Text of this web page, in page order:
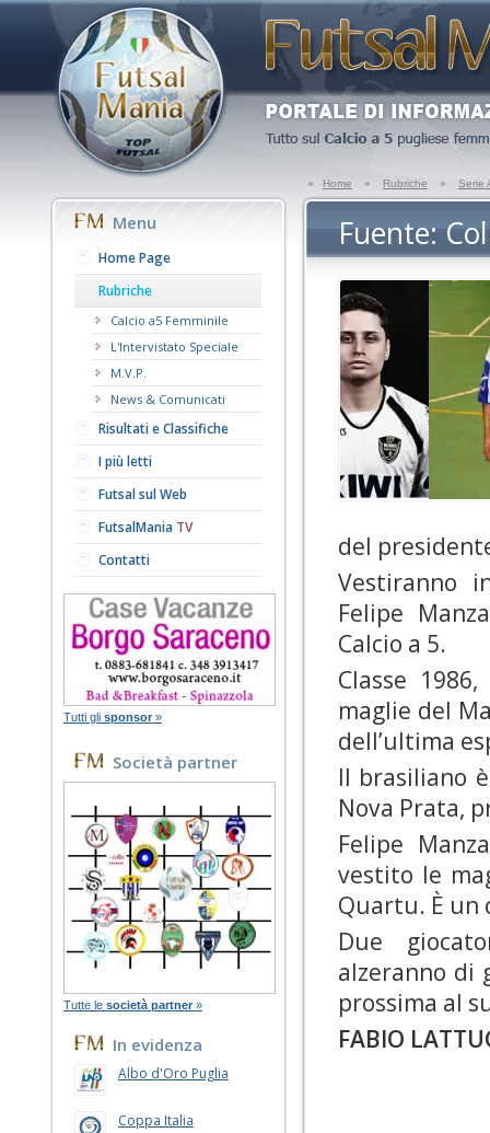
» Home » Rubriche » Serie
Menu
Home Page
Rubriche
Calcio a5 Femminile
L'Intervistato Speciale
M.V.P.
News & Comunicati
Risultati e Classifiche
I più letti
Futsal sul Web
FutsalMania TV
Contatti
Tutti gli sponsor »
Società partner
Tutte le società partner »
In evidenza
Albo d'Oro Puglia
Coppa Italia
Fuente:
del
Vestiranno
Felipe
Calcio a 5.
Classe
maglie del
dell’ultima
Il brasiliano
Nova Prata,
Felipe
vestito le
Quartu. È un
Due
alzeranno di
prossima al
FABIO